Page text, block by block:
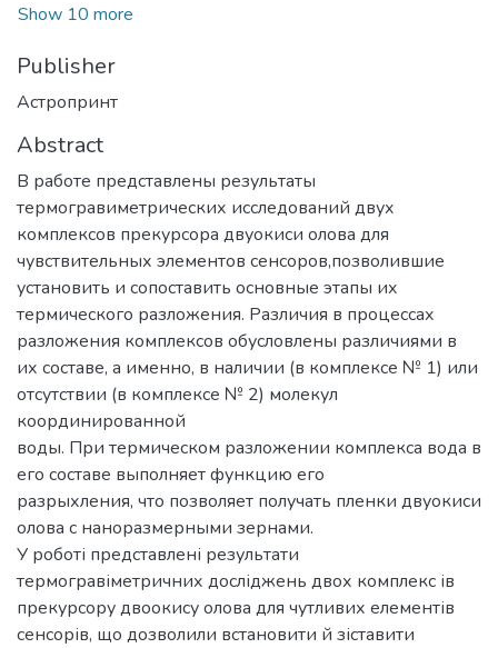
Show 10 more
Publisher
Астропринт
Abstract
В работе представлены результаты
термогравиметрических исследований двух
комплексов прекурсора двуокиси олова для
чувствительных элементов сенсоров,позволившие
установить и сопоставить основные этапы их
термического разложения. Различия в процессах
разложения комплексов обусловлены различиями в
их составе, а именно, в наличии (в комплексе № 1) или
отсутствии (в комплексе № 2) молекул
координированной
воды. При термическом разложении комплекса вода в
его составе выполняет функцию его
разрыхления, что позволяет получать пленки двуокиси
олова с наноразмерными зернами.
У роботі представлені результати
термогравіметричних досліджень двох комплекс ів
прекурсору двоокису олова для чутливих елементів
сенсорів, що дозволили встановити й зіставити